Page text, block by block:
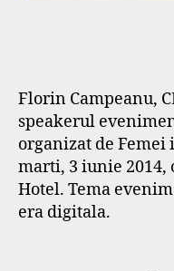
Florin Campeanu,
speakerul
organizat de
marti, 3 iunie 2014,
Hotel. Tema
era digitala.